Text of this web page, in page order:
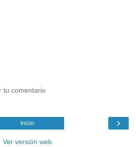
tu comentario
›
Inicio
Ver versión web